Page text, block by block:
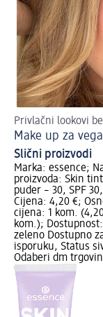
Privlačni lookovi
Make up za
Slični proizvodi
Marka: essence;
proizvoda: Skin
puder – 30, SPF
Cijena: 4,20 €;
cijena: 1 kom.
kom.);
zeleno Dostupno
isporuku, Status
Odaberi dm